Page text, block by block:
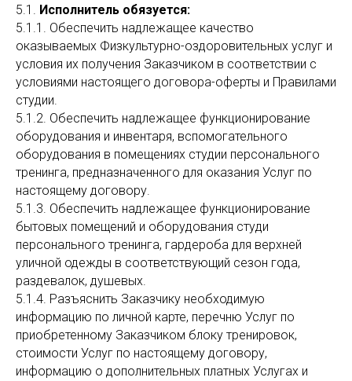
5.1. Исполнитель обязуется:
5.1.1. Обеспечить надлежащее качество
оказываемых Физкультурно-оздоровительных услуг и
условия их получения Заказчиком в соответствии с
условиями настоящего договора-оферты и Правилами
студии.
5.1.2. Обеспечить надлежащее функционирование
оборудования и инвентаря, вспомогательного
оборудования в помещениях студии персонального
тренинга, предназначенного для оказания Услуг по
настоящему договору.
5.1.3. Обеспечить надлежащее функционирование
бытовых помещений и оборудования студи
персонального тренинга, гардероба для верхней
уличной одежды в соответствующий сезон года,
раздевалок, душевых.
5.1.4. Разъяснить Заказчику необходимую
информацию по личной карте, перечню Услуг по
приобретенному Заказчиком блоку тренировок,
стоимости Услуг по настоящему договору,
информацию о дополнительных платных Услугах и